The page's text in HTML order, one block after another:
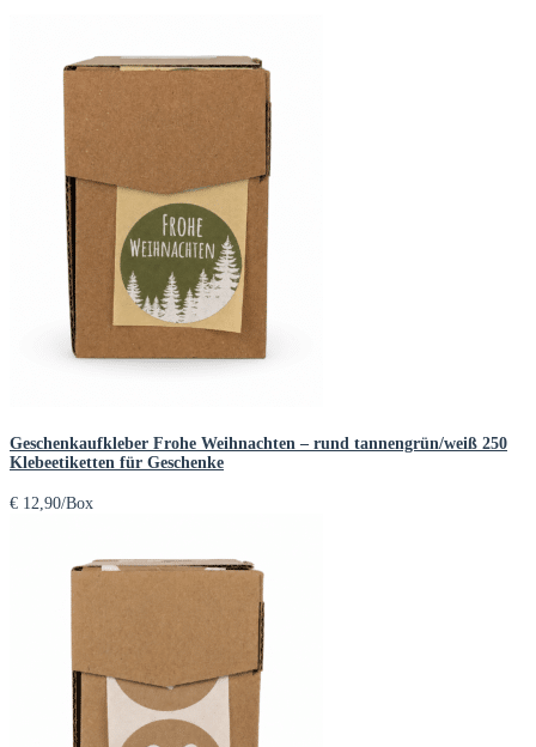
Geschenkaufkleber Frohe Weihnachten – rund tannengrün/weiß 250
Klebeetiketten für Geschenke
€ 12,90/Box